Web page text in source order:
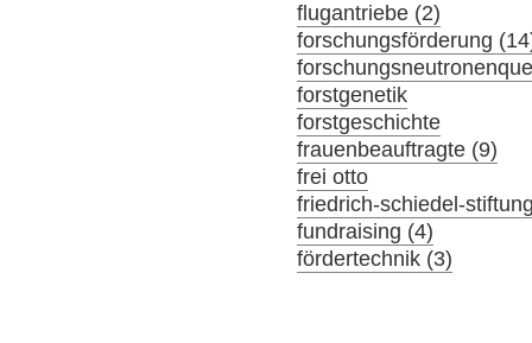
flugantriebe (2)
forschungsförderung
forstgenetik
forstgeschichte
frauenbeauftragte (9)
frei otto
friedrich-schiedel-
fundraising (4)
fördertechnik (3)